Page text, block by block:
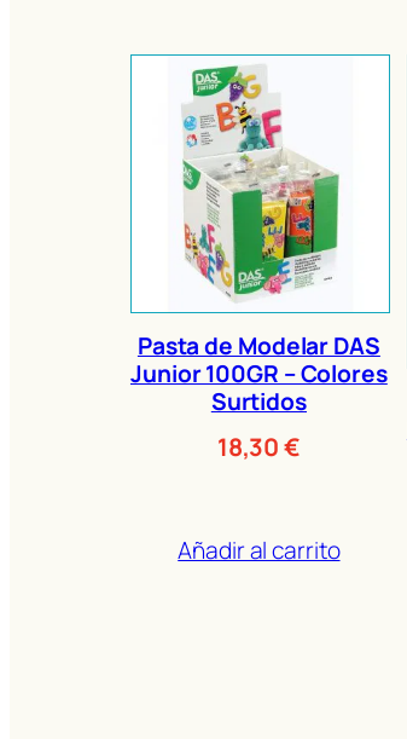
Pasta de Modelar DAS
Junior 100GR – Colores
Surtidos
18,30€
Añadir al carrito